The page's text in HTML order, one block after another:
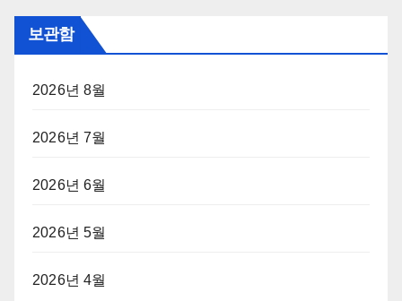
보관함
2026년 8월
2026년 7월
2026년 6월
2026년 5월
2026년 4월